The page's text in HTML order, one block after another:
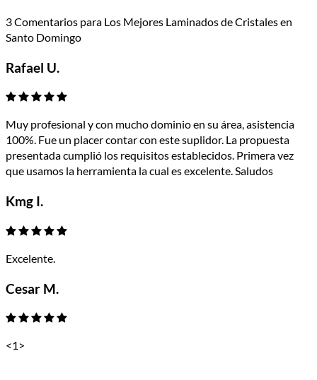
3 Comentarios para Los Mejores Laminados de Cristales en
Santo Domingo
Rafael U.
Muy profesional y con mucho dominio en su área, asistencia
100%. Fue un placer contar con este suplidor. La propuesta
presentada cumplió los requisitos establecidos. Primera vez
que usamos la herramienta la cual es excelente. Saludos
Kmg I.
Excelente.
Cesar M.
<1 >